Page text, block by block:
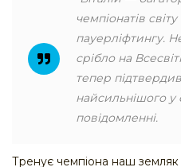
чемпіонатів
пауерліфтингу.
срібло на
тепер
найсильнішого у
повідомленні.
Тренує чемпіона наш